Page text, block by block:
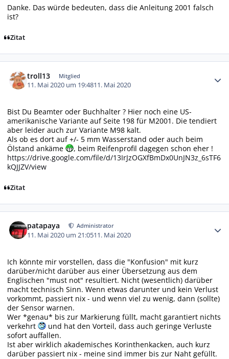
Danke. Das würde bedeuten, dass die Anleitung 2001 falsch
ist?
Zitat
troll13 Mitglied
11. Mai 2020 um 19:4811. Mai 2020
Bist Du Beamter oder Buchhalter ? Hier noch eine US-
amerikanische Variante auf Seite 198 für M2001. Die tendiert
aber leider auch zur Variante M98 kalt.
Als ob es dort auf +/- 5 mm Wasserstand oder auch beim
Ölstand ankäme
, beim Reifenprofil dagegen schon eher !
https://drive.google.com/file/d/13IrJzOGXfBmDx0UnJN3z_6sTF6
kQJJZV/view
Zitat
patapaya Administrator
11. Mai 2020 um 21:0511. Mai 2020
Ich könnte mir vorstellen, dass die "Konfusion" mit kurz
darüber/nicht darüber aus einer Übersetzung aus dem
Englischen "must not" resultiert. Nicht (wesentlich) darüber
macht technisch Sinn. Wenn etwas darunter und kein Verlust
vorkommt, passiert nix - und wenn viel zu wenig, dann (sollte)
der Sensor warnen.
Wer *genau* bis zur Markierung füllt, macht garantiert nichts
verkehrt
und hat den Vorteil, dass auch geringe Verluste
sofort auffallen.
Ist aber wirklich akademisches Korinthenkacken, auch kurz
darüber passiert nix - meine sind immer bis zur Naht gefüllt.